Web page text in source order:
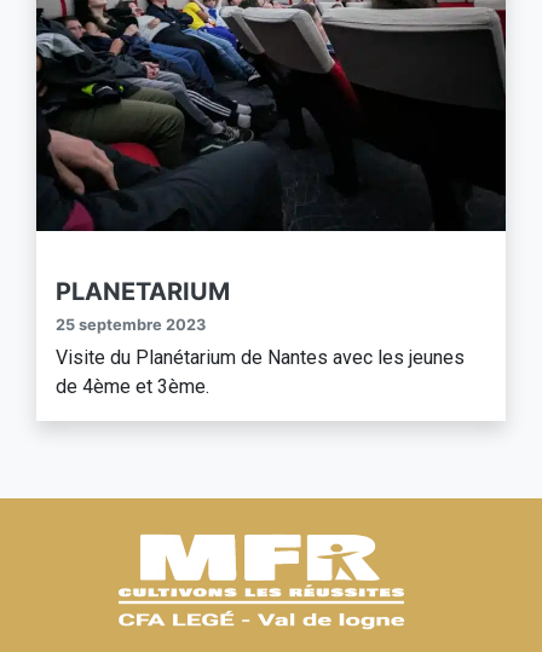
PLANETARIUM
25 septembre 2023
Visite du Planétarium de Nantes avec les jeunes
de 4ème et 3ème.